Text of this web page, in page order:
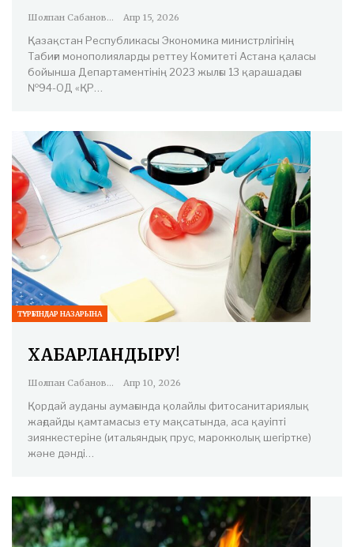
Шолпан Сабанова Апр 15, 2026
Қазақстан Республикасы Экономика министрлігінің
Табиғи монополияларды реттеу Комитеті Астана қаласы
бойынша Департаментінің 2023 жылғы 13 қарашадағы
№94-ОД «ҚР…
ТҰРҒЫНДАР НАЗАРЫНА
ХАБАРЛАНДЫРУ!
Шолпан Сабанова Апр 10, 2026
Қордай ауданы аумағында қолайлы фитосанитариялық
жағдайды қамтамасыз ету мақсатында, аса қауіпті
зиянкестеріне (итальяндық прус, марокколық шегіртке)
және дәнді…